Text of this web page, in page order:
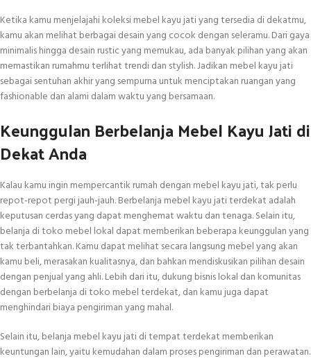
Ketika kamu menjelajahi koleksi mebel kayu jati yang tersedia di dekatmu,
kamu akan melihat berbagai desain yang cocok dengan seleramu. Dari gaya
minimalis hingga desain rustic yang memukau, ada banyak pilihan yang akan
memastikan rumahmu terlihat trendi dan stylish. Jadikan mebel kayu jati
sebagai sentuhan akhir yang sempurna untuk menciptakan ruangan yang
fashionable dan alami dalam waktu yang bersamaan.
Keunggulan Berbelanja Mebel Kayu Jati di
Dekat Anda
Kalau kamu ingin mempercantik rumah dengan mebel kayu jati, tak perlu
repot-repot pergi jauh-jauh. Berbelanja mebel kayu jati terdekat adalah
keputusan cerdas yang dapat menghemat waktu dan tenaga. Selain itu,
belanja di toko mebel lokal dapat memberikan beberapa keunggulan yang
tak terbantahkan. Kamu dapat melihat secara langsung mebel yang akan
kamu beli, merasakan kualitasnya, dan bahkan mendiskusikan pilihan desain
dengan penjual yang ahli. Lebih dari itu, dukung bisnis lokal dan komunitas
dengan berbelanja di toko mebel terdekat, dan kamu juga dapat
menghindari biaya pengiriman yang mahal.
Selain itu, belanja mebel kayu jati di tempat terdekat memberikan
keuntungan lain, yaitu kemudahan dalam proses pengiriman dan perawatan.